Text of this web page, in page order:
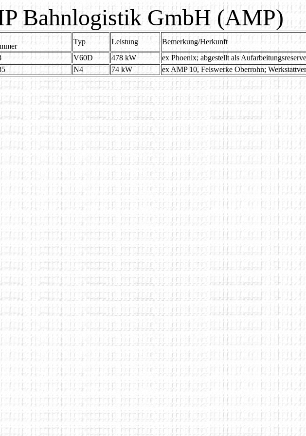
Bahnlogistik GmbH (AMP)
Typ Leistung
Bemerkung/Herkunft
V60D 478 kW
ex Phoenix; abgestellt als Aufarbeitungsreserve
N4 74 kW ex AMP 10, Felswerke Oberrohn;